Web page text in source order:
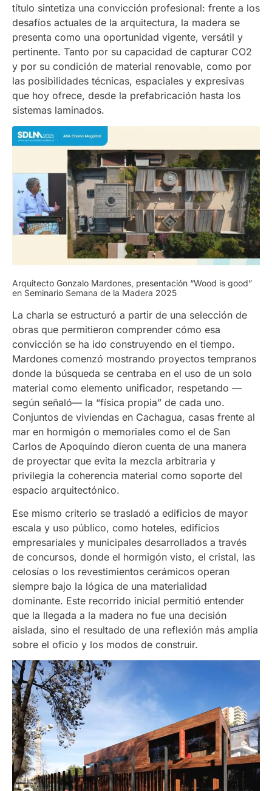
título sintetiza una convicción profesional: frente a los
desafíos actuales de la arquitectura, la madera se
presenta como una oportunidad vigente, versátil y
pertinente. Tanto por su capacidad de capturar CO2
y por su condición de material renovable, como por
las posibilidades técnicas, espaciales y expresivas
que hoy ofrece, desde la prefabricación hasta los
sistemas laminados.
Arquitecto Gonzalo Mardones, presentación “Wood is good”
en Seminario Semana de la Madera 2025
La charla se estructuró a partir de una selección de
obras que permitieron comprender cómo esa
convicción se ha ido construyendo en el tiempo.
Mardones comenzó mostrando proyectos tempranos
donde la búsqueda se centraba en el uso de un solo
material como elemento unificador, respetando —
según señaló— la “física propia” de cada uno.
Conjuntos de viviendas en Cachagua, casas frente al
mar en hormigón o memoriales como el de San
Carlos de Apoquindo dieron cuenta de una manera
de proyectar que evita la mezcla arbitraria y
privilegia la coherencia material como soporte del
espacio arquitectónico.
Ese mismo criterio se trasladó a edificios de mayor
escala y uso público, como hoteles, edificios
empresariales y municipales desarrollados a través
de concursos, donde el hormigón visto, el cristal, las
celosías o los revestimientos cerámicos operan
siempre bajo la lógica de una materialidad
dominante. Este recorrido inicial permitió entender
que la llegada a la madera no fue una decisión
aislada, sino el resultado de una reflexión más amplia
sobre el oficio y los modos de construir.